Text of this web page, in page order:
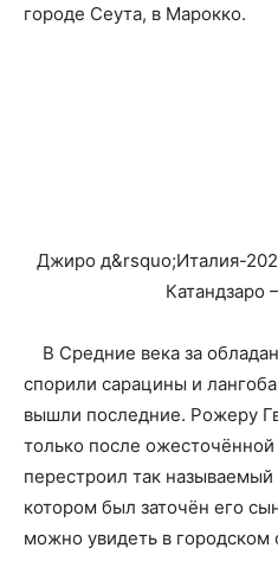
городе Сеута, в Марокко.
Джиро д&rsquo;Италия-
Катандзаро
В Средние века за
спорили сарацины и
вышли последние. Рожеру
только после
перестроил так
котором был заточён его
можно увидеть в городском